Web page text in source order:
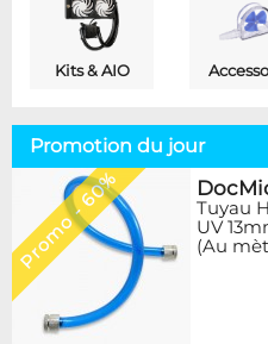
Kits & AIO
Promotion du jour
Promo - 60%
Tuyau
UV
(Au